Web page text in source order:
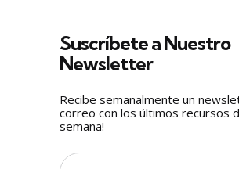
Suscríbete a Nuestro
Newsletter
Recibe semanalmente un
correo con los últimos recursos
semana!